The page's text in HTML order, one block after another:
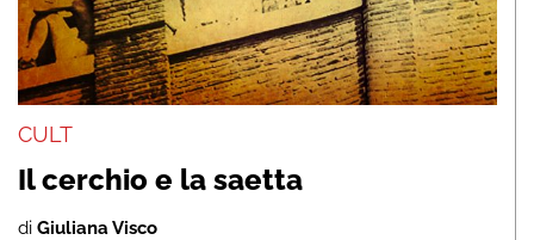
CULT
Il cerchio e la saetta
di Giuliana Visco